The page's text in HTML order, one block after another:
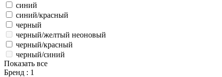
синий
синий/красный
черный
черный/желтый неоновый
черный/красный
черный/синий
Показать все
Бренд : 1